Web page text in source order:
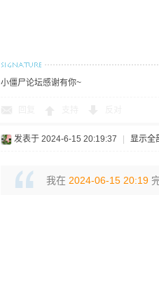
小僵尸论坛感谢有你~
发表于 2024-6-15 20:19:37 显示全
我在 2024-06-15 20:19